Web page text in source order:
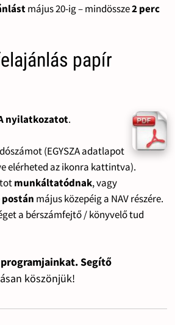
május 20-ig – mindössze2 perc
papír
nyilatkozatot.
(EGYSZA adatlapot
elérheted az ikonra kattintva).
munkáltatódnak, vagy
postán május közepéig a NAV részére.
a bérszámfejtő / könyvelő tud
Segítő
köszönjük!